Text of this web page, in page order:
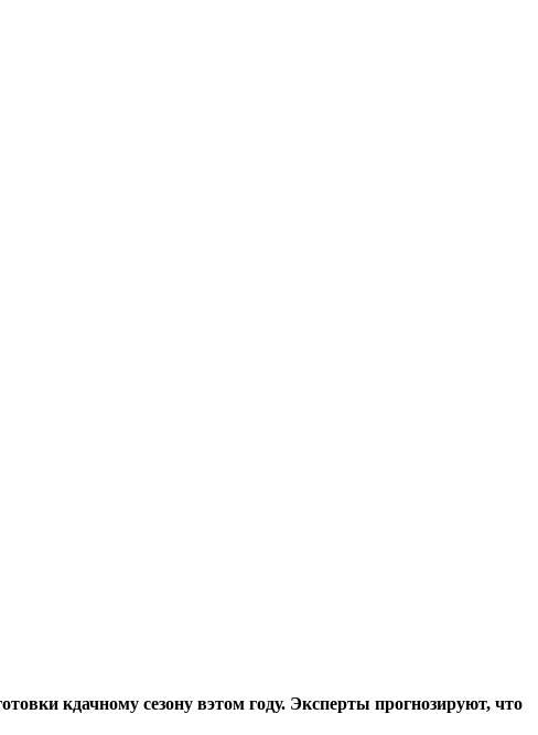
кдачному сезону вэтом году. Эксперты прогнозируют, что